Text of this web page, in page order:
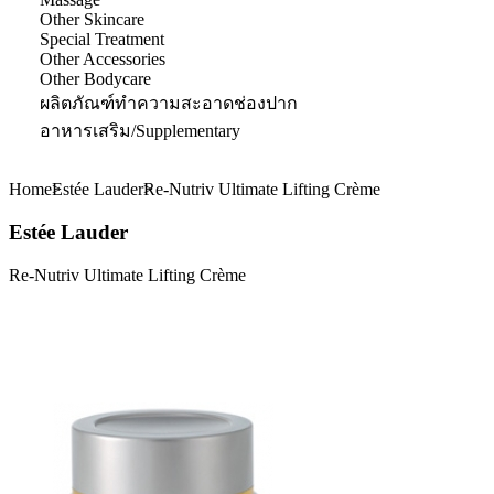
Other Skincare
Special Treatment
Other Accessories
Other Bodycare
ผลิตภัณฑ์ทำความสะอาดช่องปาก
อาหารเสริม/Supplementary
HomeEstée LauderRe-Nutriv Ultimate Lifting Crème
Estée Lauder
Re-Nutriv Ultimate Lifting Crème